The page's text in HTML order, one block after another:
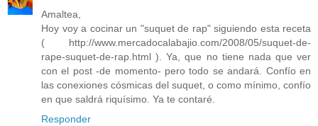
Amaltea,
Hoy voy a cocinar un "suquet de rap" siguiendo esta receta
( http://www.mercadocalabajio.com/2008/05/suquet-de-
rape-suquet-de-rap.html ). Ya, que no tiene nada que ver
con el post -de momento- pero todo se andará. Confío en
las conexiones cósmicas del suquet, o como mínimo, confío
en que saldrá riquísimo. Ya te contaré.
Responder